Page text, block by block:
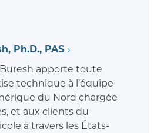
Ph.D., PAS
apporte toute
technique à l’équipe
du Nord chargée
et aux clients du
à travers les États-